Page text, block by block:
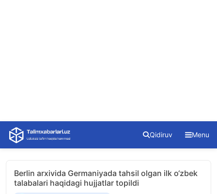
Skip
content
Qidiruv Menu
Berlin arxivida Germaniyada tahsil olgan ilk o‘zbek
talabalari haqidagi hujjatlar topildi